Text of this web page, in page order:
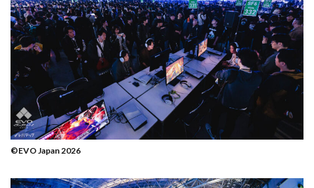
©EVO Japan 2026